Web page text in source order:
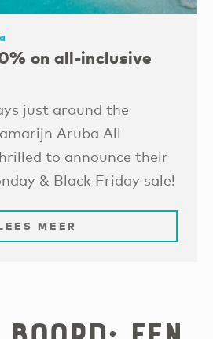
on all-inclusive
just around the
Aruba All
to announce their
& Black Friday sale!
MEER